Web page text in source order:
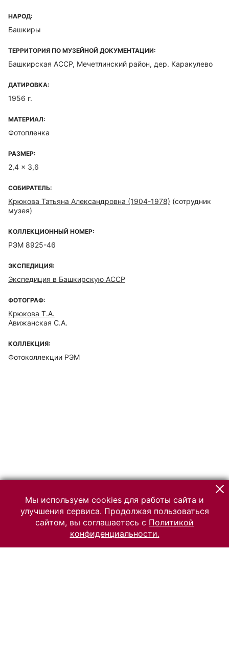
НАРОД:
Башкиры
ТЕРРИТОРИЯ ПО МУЗЕЙНОЙ ДОКУМЕНТАЦИИ:
Башкирская ACCP, Мечетлинский район, дер. Каракулево
ДАТИРОВКА:
1956 г.
МАТЕРИАЛ:
Фотопленка
РАЗМЕР:
2,4 x 3,6
СОБИРАТЕЛЬ:
Крюкова Татьяна Александровна (1904-1978) (сотрудник
музея)
КОЛЛЕКЦИОННЫЙ НОМЕР:
РЭМ 8925-46
ЭКСПЕДИЦИЯ:
Экспедиция в Башкирскую АССР
ФОТОГРАФ:
Крюкова Т.А.
Авижанская С.А.
КОЛЛЕКЦИЯ:
Фотоколлекции РЭМ
Мы используем cookies для работы сайта и
улучшения сервиса. Продолжая пользоваться
сайтом, вы соглашаетесь с Политикой
конфиденциальности.